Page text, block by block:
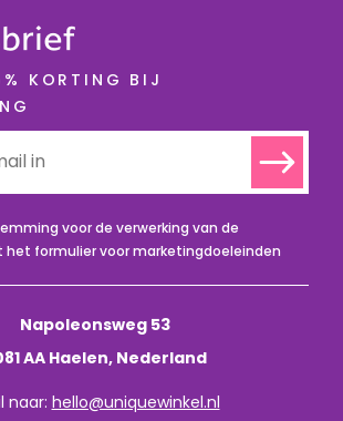
Napoleonsweg 53
AA Haelen, Nederland
naar: hello@uniquewinkel.nl
KORTING BIJ
voor de verwerking van de
het formulier voor marketingdoeleinden